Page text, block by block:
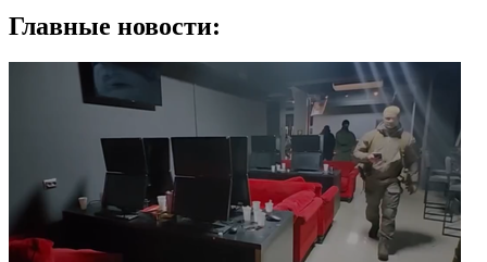
Главные новости: